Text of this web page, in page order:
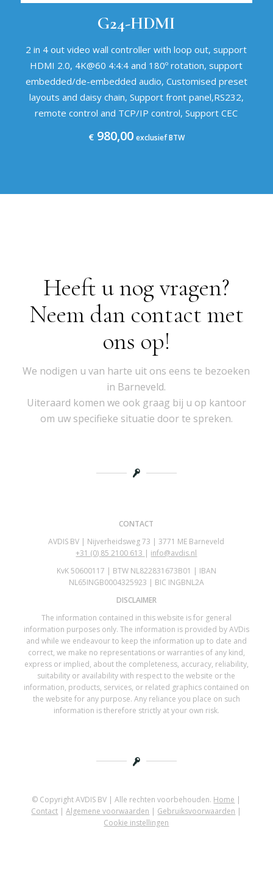
G24-HDMI
2 in 4 out video wall controller with loop out, support
HDMI 2.0, 4K@60 4:4:4 and 180º rotation, support
embedded/de-embedded audio, Customised preset
layouts and daisy chain, Support front panel,RS232,
remote control and TCP/IP control, Support CEC
€980,00 exclusief BTW
Heeft u nog vragen?
Neem dan contact met
ons op!
We nodigen u van harte uit ons eens te bezoeken
in Barneveld.
Uiteraard komen we ook graag bij u op kantoor
om uw specifieke situatie door te spreken.
CONTACT
AVDIS BV | Nijverheidsweg 73 | 3771 ME Barneveld
+31 (0) 85 2100 613 | info@avdis.nl
KvK 50600117 | BTW NL822831673B01 | IBAN
NL65INGB0004325923 | BIC INGBNL2A
DISCLAIMER
The information contained in this website is for general
information purposes only. The information is provided by AVDis
and while we endeavour to keep the information up to date and
correct, we make no representations or warranties of any kind,
express or implied, about the completeness, accuracy, reliability,
suitability or availability with respect to the website or the
information, products, services, or related graphics contained on
the website for any purpose. Any reliance you place on such
information is therefore strictly at your own risk.
© Copyright AVDIS BV | Alle rechten voorbehouden. Home |
Contact |Algemene voorwaarden | Gebruiksvoorwaarden |
Cookie instellingen